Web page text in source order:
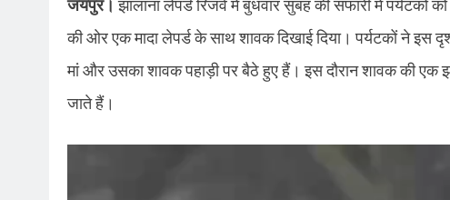
जयपुर।झालाना लेपर्ड रिजर्व में बुधवार सुबह की सफारी में
की ओर एक मादा लेपर्ड के साथ शावक दिखाई दिया। पर्यटकों ने इस
मां और उसका शावक पहाड़ी पर बैठे हुए हैं। इस दौरान शावक की
जाते हैं।